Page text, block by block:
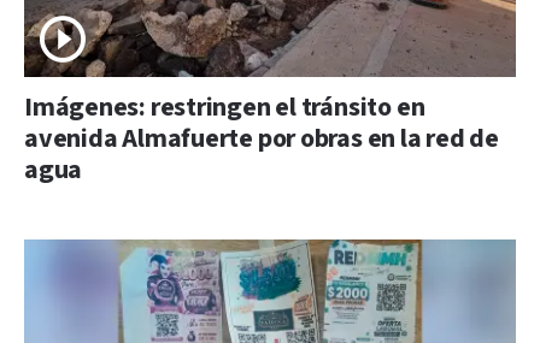
Imágenes: restringen el tránsito en
avenida Almafuerte por obras en la red de
agua